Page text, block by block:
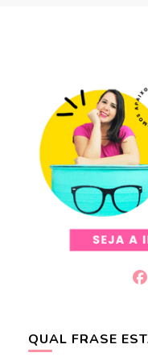
QUAL FRASE